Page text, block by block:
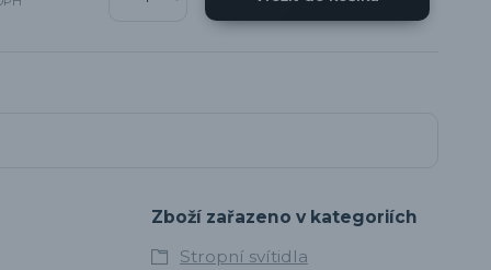
Zboží zařazeno v kategoriích
Stropní svítidla